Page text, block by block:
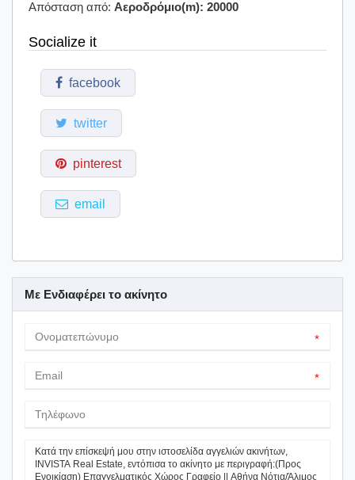
Απόσταση από: Αεροδρόμιο(m): 20000
Socialize it
facebook
twitter
pinterest
email
Με Ενδιαφέρει το ακίνητο
*
*